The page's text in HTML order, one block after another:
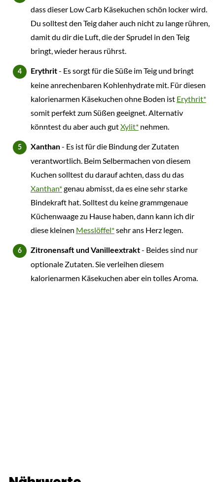
dass dieser Low Carb Käsekuchen schön locker wird.
Du solltest den Teig daher auch nicht zu lange rühren,
damit du dir die Luft, die der Sprudel in den Teig
bringt, wieder heraus rührst.
Erythrit- Es sorgt für die Süße im Teig und bringt
keine anrechenbaren Kohlenhydrate mit. Für diesen
kalorienarmen Käsekuchen ohne Boden ist Erythrit*
somit perfekt zum Süßen geeignet. Alternativ
könntest du aber auch gutXylit*nehmen.
Xanthan- Es ist für die Bindung der Zutaten
verantwortlich. Beim Selbermachen von diesem
Kuchen solltest du darauf achten, dass du das
Xanthan*genau abmisst, da es eine sehr starke
Bindekraft hat. Solltest du keine grammgenaue
Küchenwaage zu Hause haben, dann kann ich dir
diese kleinen Messlöffel*sehr ans Herz legen.
Zitronensaft und Vanilleextrakt- Beides sind nur
optionale Zutaten. Sie verleihen diesem
kalorienarmen Käsekuchen aber ein tolles Aroma.